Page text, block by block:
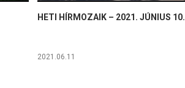
HETI HÍRMOZAIK – 2021. JÚNIUS 10.
2021.06.11